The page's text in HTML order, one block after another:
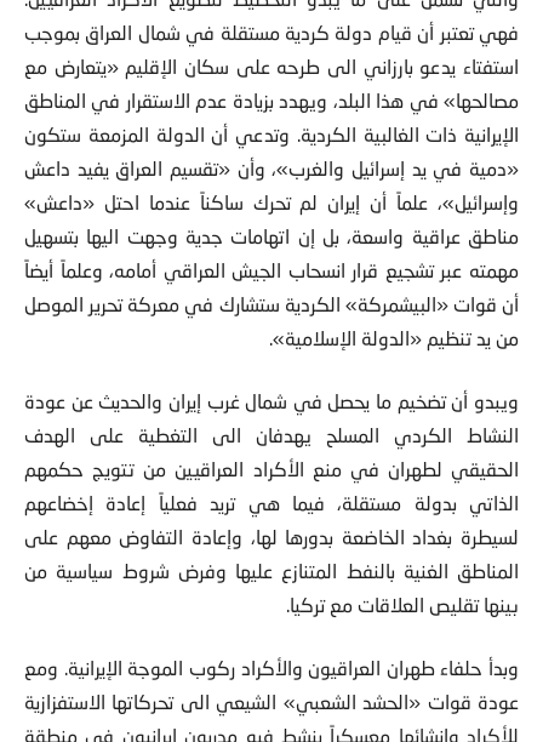
فهي تعتبر أن قيام دولة كردية مستقلة في شمال العراق بموجب
استفتاء يدعو بارزاني الى طرحه على سكان الإقليم «يتعارض مع
مصالحها» في هذا البلد، ويهدد بزيادة عدم الاستقرار في المناطق
الإيرانية ذات الغالبية الكردية. وتدعي أن الدولة المزمعة ستكون
«دمية في يد إسرائيل والغرب»، وأن «تقسيم العراق يفيد داعش
وإسرائيل»، علماً أن إيران لم تحرك ساكناً عندما احتل «داعش»
مناطق عراقية واسعة، بل إن اتهامات جدية وجهت اليها بتسهيل
مهمته عبر تشجيع قرار انسحاب الجيش العراقي أمامه، وعلماً أيضاً
أن قوات «البيشمركة» الكردية ستشارك في معركة تحرير الموصل
من يد تنظيم «الدولة الإسلامية».
ويبدو أن تضخيم ما يحصل في شمال غرب إيران والحديث عن عودة
النشاط الكردي المسلح يهدفان الى التغطية على الهدف
الحقيقي لطهران في منع الأكراد العراقيين من تتويج حكمهم
الذاتي بدولة مستقلة، فيما هي تريد فعلياً إعادة إخضاعهم
لسيطرة بغداد الخاضعة بدورها لها، وإعادة التفاوض معهم على
المناطق الغنية بالنفط المتنازع عليها وفرض شروط سياسية من
بينها تقليص العلاقات مع تركيا.
وبدأ حلفاء طهران العراقيون والأكراد ركوب الموجة الإيرانية. ومع
عودة قوات «الحشد الشعبي» الشيعي الى تحركاتها الاستفزازية
للأكراد وإنشائها معسكراً ينشط فيه مدربون إيرانيون في منطقة